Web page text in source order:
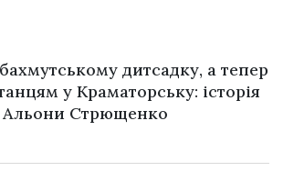
дитсадку, а тепер
у Краматорську: історія
Альони Стрющенко